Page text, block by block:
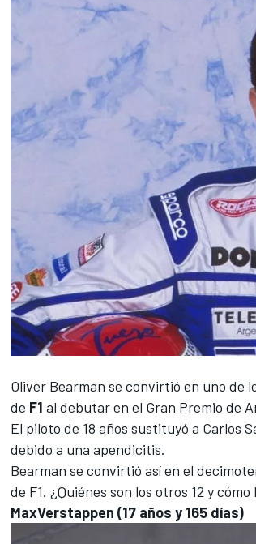
MOTOGP
NASCAR CUP
Oliver Bearman se convirtió en uno de
de F1 al debutar en el Gran Premio de
El piloto de 18 años sustituyó a Carlos
debido a una apendicitis.
Bearman se convirtió así en el
de F1. ¿Quiénes son los otros 12 y cómo
MaxVerstappen (17 años y 165 días)